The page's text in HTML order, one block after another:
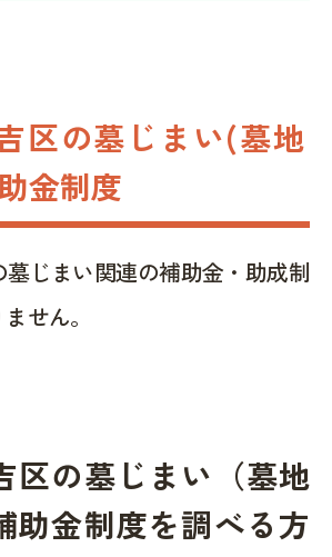
区の墓じまい(墓地
金制度
じまい関連の補助金・助成制
せん。
区の墓じまい（墓地
助金制度を調べる方